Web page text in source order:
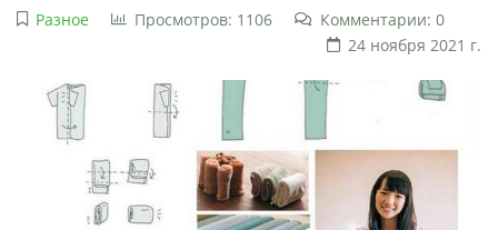
Разное Просмотров: 1106
Комментарии: 0
24 ноября 2021 г.